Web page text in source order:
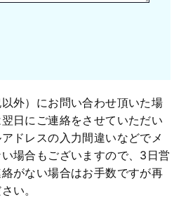
外）にお問い合わせ頂いた場
日にご連絡をさせていただい
ドレスの入力間違いなどでメ
場合もございますので、3日営
がない場合はお手数ですが再
い。